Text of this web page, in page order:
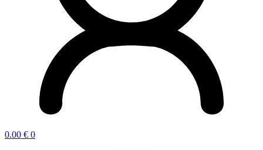
0.00 € 0